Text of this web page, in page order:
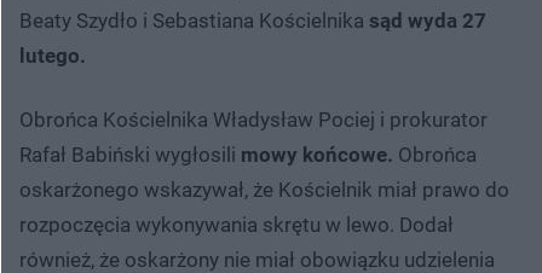
Beaty Szydło i Sebastiana Kościelnika sąd wyda 27
lutego.
Obrońca Kościelnika Władysław Pociej i prokurator
Rafał Babiński wygłosili mowy końcowe. Obrońca
oskarżonego wskazywał, że Kościelnik miał prawo do
rozpoczęcia wykonywania skrętu w lewo. Dodał
również, że oskarżony nie miał obowiązku udzielenia